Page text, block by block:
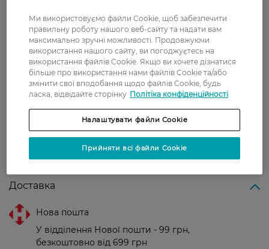
Використання з Мініспреєм Glade.
Країна-виробник: Нідерланди
Рейтинг та відгуки
0 відгуків
Доставка
Нова пошта
У відділення Нової пошти - 99 грн,
безкоштовно від 699 грн
Ми використовуємо файли Cookie, щоб забезпечити
правильну роботу нашого веб-сайту та надати вам
максимально зручні можливості. Продовжуючи
використання нашого сайту, ви погоджуєтесь на
використання файлів Cookie. Якщо ви хочете дізнатися
більше про використання нами файлів Cookie та/або
змінити свої вподобання щодо файлів Cookie, будь
ласка, відвідайте сторінку Політіка конфіденційності
Налаштувати файли Cookie
Прийняти всі файли Cookie